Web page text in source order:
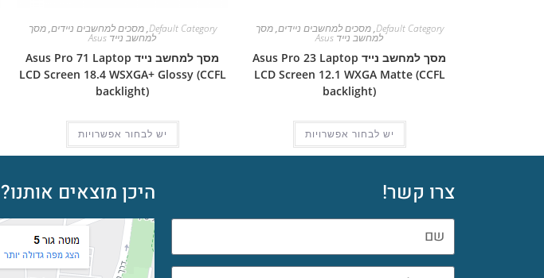
Default Category
,מסכים למחשבים ניידים,מסך
למחשב נייד Asus
מסך למחשב נייד Asus Pro 23 Laptop
LCD Screen 12.1 WXGA Matte (CCFL
backlight)
יש לבחור אפשרויות
Default Category
,מסכים למחשבים ניידים,מסך
למחשב נייד Asus
מסך למחשב נייד Asus Pro 71 Laptop
LCD Screen 18.4 WSXGA+ Glossy (CCFL
backlight)
יש לבחור אפשרויות
צרו קשר! היכן מוצאים אותנו?